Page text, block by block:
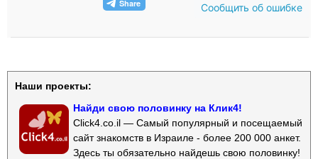
Сообщить об ошибке
Наши проекты:
Найди свою половинку на Клик4!
Click4.co.il — Самый популярный и посещаемый
сайт знакомств в Израиле - более 200 000 анкет.
Здесь ты обязательно найдешь свою половинку!